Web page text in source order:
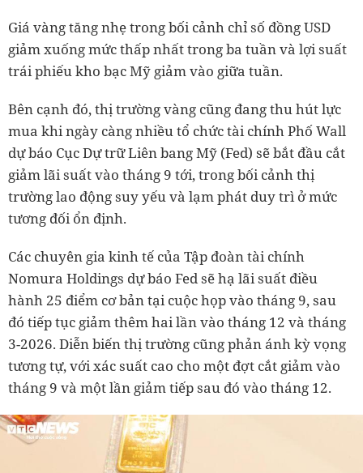
Giá vàng tăng nhẹ trong bối cảnh chỉ số đồng USD
giảm xuống mức thấp nhất trong ba tuần và lợi suất
trái phiếu kho bạc Mỹ giảm vào giữa tuần.
Bên cạnh đó, thị trường vàng cũng đang thu hút lực
mua khi ngày càng nhiều tổ chức tài chính Phố Wall
dự báo Cục Dự trữ Liên bang Mỹ (Fed) sẽ bắt đầu cắt
giảm lãi suất vào tháng 9 tới, trong bối cảnh thị
trường lao động suy yếu và lạm phát duy trì ở mức
tương đối ổn định.
Các chuyên gia kinh tế của Tập đoàn tài chính
Nomura Holdings dự báo Fed sẽ hạ lãi suất điều
hành 25 điểm cơ bản tại cuộc họp vào tháng 9, sau
đó tiếp tục giảm thêm hai lần vào tháng 12 và tháng
3-2026. Diễn biến thị trường cũng phản ánh kỳ vọng
tương tự, với xác suất cao cho một đợt cắt giảm vào
tháng 9 và một lần giảm tiếp sau đó vào tháng 12.